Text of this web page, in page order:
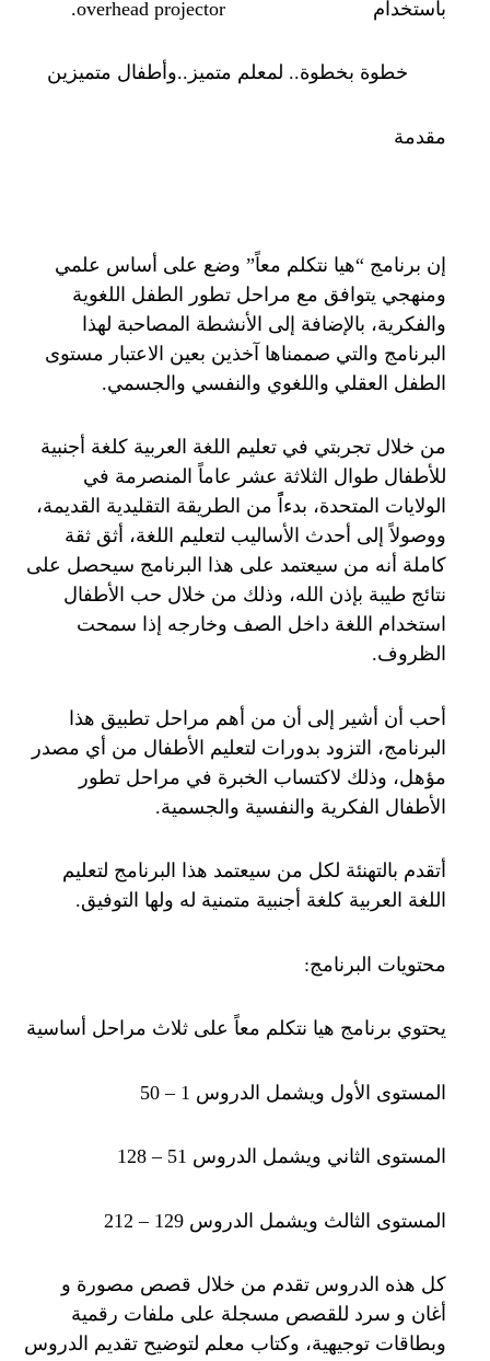
باستخدام overhead projector.
خطوة بخطوة.. لمعلم متميز..وأطفال متميزين
مقدمة
إن برنامج “هيا نتكلم معاً” وضع على أساس علمي
ومنهجي يتوافق مع مراحل تطور الطفل اللغوية
والفكرية، بالإضافة إلى الأنشطة المصاحبة لهذا
البرنامج والتي صممناها آخذين بعين الاعتبار مستوى
الطفل العقلي واللغوي والنفسي والجسمي.
من خلال تجربتي في تعليم اللغة العربية كلغة أجنبية
للأطفال طوال الثلاثة عشر عاماً المنصرمة في
الولايات المتحدة، بدءاًً من الطريقة التقليدية القديمة،
ووصولاً إلى أحدث الأساليب لتعليم اللغة، أثق ثقة
كاملة أنه من سيعتمد على هذا البرنامج سيحصل على
نتائج طيبة بإذن الله، وذلك من خلال حب الأطفال
استخدام اللغة داخل الصف وخارجه إذا سمحت
الظروف.
أحب أن أشير إلى أن من أهم مراحل تطبيق هذا
البرنامج، التزود بدورات لتعليم الأطفال من أي مصدر
مؤهل، وذلك لاكتساب الخبرة في مراحل تطور
الأطفال الفكرية والنفسية والجسمية.
أتقدم بالتهنئة لكل من سيعتمد هذا البرنامج لتعليم
اللغة العربية كلغة أجنبية متمنية له ولها التوفيق.
محتويات البرنامج:
يحتوي برنامج هيا نتكلم معاً على ثلاث مراحل أساسية
المستوى الأول ويشمل الدروس 1 – 50
المستوى الثاني ويشمل الدروس 51 – 128
المستوى الثالث ويشمل الدروس 129 – 212
كل هذه الدروس تقدم من خلال قصص مصورة و
أغان و سرد للقصص مسجلة على ملفات رقمية
وبطاقات توجيهية، وكتاب معلم لتوضيح تقديم الدروس